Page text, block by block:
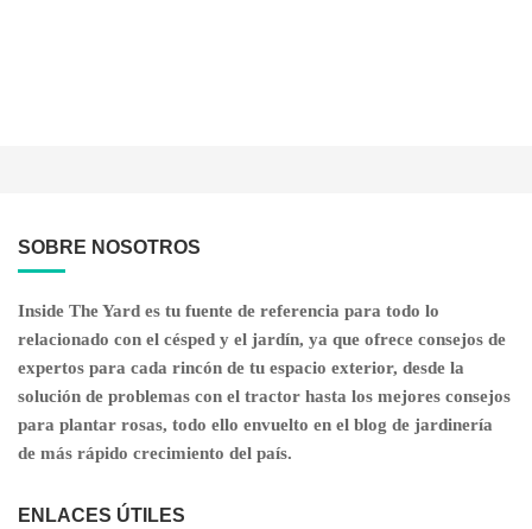
SOBRE NOSOTROS
Inside The Yard es tu fuente de referencia para todo lo
relacionado con el césped y el jardín, ya que ofrece consejos de
expertos para cada rincón de tu espacio exterior, desde la
solución de problemas con el tractor hasta los mejores consejos
para plantar rosas, todo ello envuelto en el blog de jardinería
de más rápido crecimiento del país.
ENLACES ÚTILES